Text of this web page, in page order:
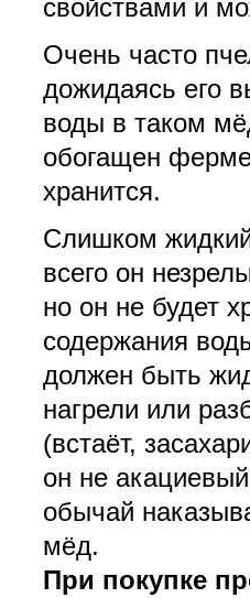
свойствами и
Очень часто
дожидаясь его
воды в таком
обогащен
хранится.
Слишком
всего он
но он не будет
содержания
должен быть
нагрели или
(встаёт,
он не
обычай
мёд.
При покупке